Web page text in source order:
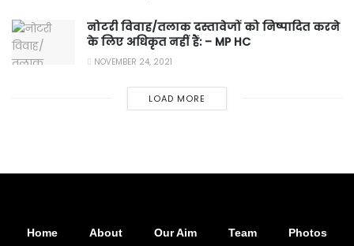
नोटरी विवाह/तलाक दस्तावेजों को निष्पादित करने
के लिए अधिकृत नहीं हैं: – MP HC
NOVEMBER 24, 2021
LOAD MORE
Home About Our Aim Team Photos